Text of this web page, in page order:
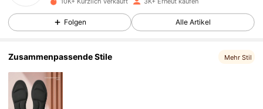
1.7K Follower
Folgen Alle Artikel
Zusammenpassende Stile Mehr Stil